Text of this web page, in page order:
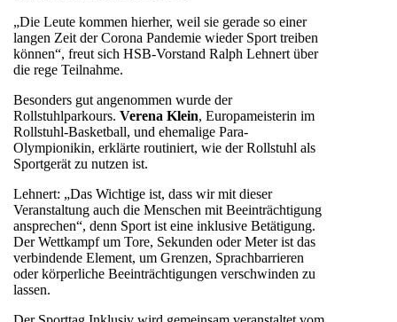
„Die Leute kommen hierher, weil sie gerade so einer
langen Zeit der Corona Pandemie wieder Sport treiben
können“, freut sich HSB-Vorstand Ralph Lehnert über
die rege Teilnahme.
Besonders gut angenommen wurde der
Rollstuhlparkours.Verena Klein, Europameisterin im
Rollstuhl-Basketball, und ehemalige Para-
Olympionikin, erklärte routiniert, wie der Rollstuhl als
Sportgerät zu nutzen ist.
Lehnert: „Das Wichtige ist, dass wir mit dieser
Veranstaltung auch die Menschen mit Beeinträchtigung
ansprechen“, denn Sport ist eine inklusive Betätigung.
Der Wettkampf um Tore, Sekunden oder Meter ist das
verbindende Element, um Grenzen, Sprachbarrieren
oder körperliche Beeinträchtigungen verschwinden zu
lassen.